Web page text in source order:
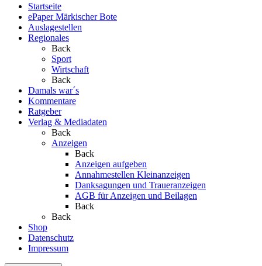
Startseite
ePaper Märkischer Bote
Auslagestellen
Regionales
Back
Sport
Wirtschaft
Back
Damals war´s
Kommentare
Ratgeber
Verlag & Mediadaten
Back
Anzeigen
Back
Anzeigen aufgeben
Annahmestellen Kleinanzeigen
Danksagungen und Traueranzeigen
AGB für Anzeigen und Beilagen
Back
Back
Shop
Datenschutz
Impressum